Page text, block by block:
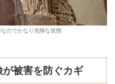
のでかなり危険な状態
被害を防ぐカギ